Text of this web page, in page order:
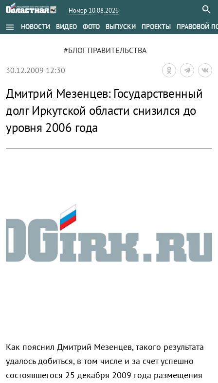
Номер 10.08.2026
menu НОВОСТИ ВИДЕО ФОТО ВЫПУСКИ ПРОЕКТЫ ПРАВОВОЙ
#БЛОГ ПРАВИТЕЛЬСТВА
30.12.2009 12:30
Дмитрий Мезенцев: Государственный
долг Иркутской области снизился до
уровня 2006 года
Как пояснил Дмитрий Мезенцев, такого результата
удалось добиться, в том числе и за счет успешно
состоявшегося 25 декабря 2009 года размещения